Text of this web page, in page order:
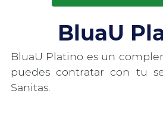
BluaU
BluaU Platino es un
puedes contratar con tu
Sanitas.